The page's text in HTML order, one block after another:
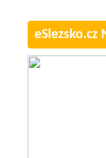
eSlezsko.cz